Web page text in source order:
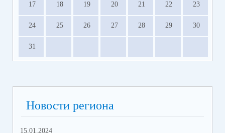
17 18 19 20 21 22 23
24 25 26 27 28 29 30
31
Новости региона
15.01.2024